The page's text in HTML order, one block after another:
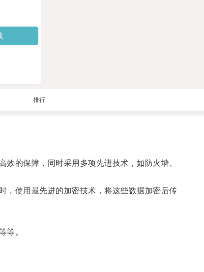
排行
的保障，同时采用多项先进技术，如防火墙、
使用最先进的加密技术，将这些数据加密后传
等。